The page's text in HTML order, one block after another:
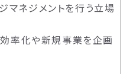
マネジメントを行う立場
率化や新規事業を企画